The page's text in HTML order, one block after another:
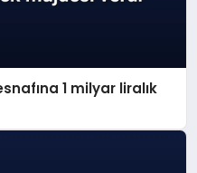
1 milyar liralık